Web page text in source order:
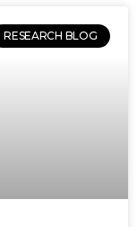
RESEARCH BLOG